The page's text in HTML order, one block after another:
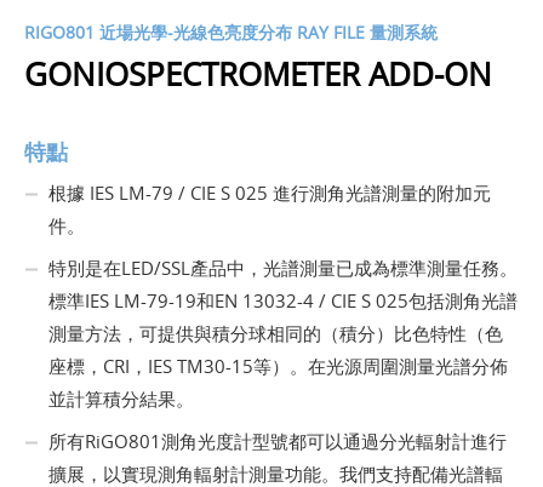
RIGO801 近場光學-光線色亮度分布 RAY FILE 量測系統
GONIOSPECTROMETER ADD-ON
特點
根據 IES LM-79 / CIE S 025 進行測角光譜測量的附加元
件。
特別是在LED/SSL產品中，光譜測量已成為標準測量任務。
標準IES LM-79-19和EN 13032-4 / CIE S 025包括測角光譜
測量方法，可提供與積分球相同的（積分）比色特性（色
座標，CRI，IES TM30-15等）。在光源周圍測量光譜分佈
並計算積分結果。
所有RiGO801測角光度計型號都可以通過分光輻射計進行
擴展，以實現測角輻射計測量功能。我們支持配備光譜輻